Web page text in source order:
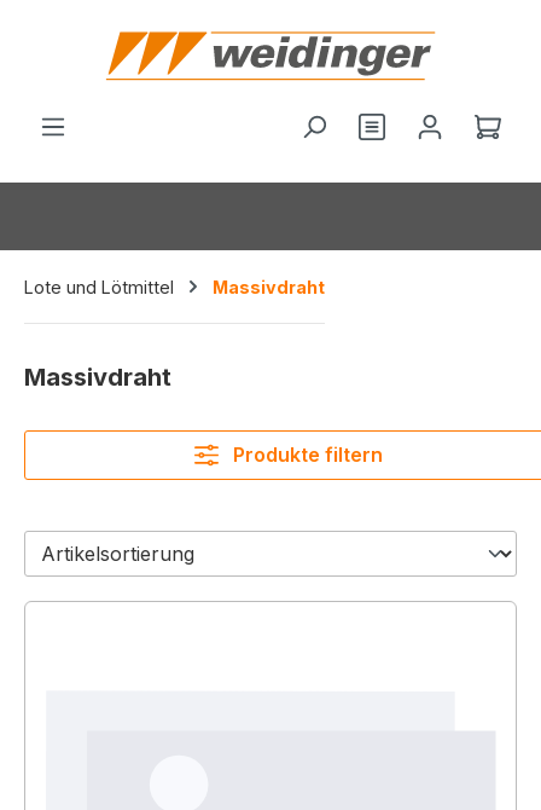
springen
Lote und Lötmittel Massivdraht
Massivdraht
Produkte filtern